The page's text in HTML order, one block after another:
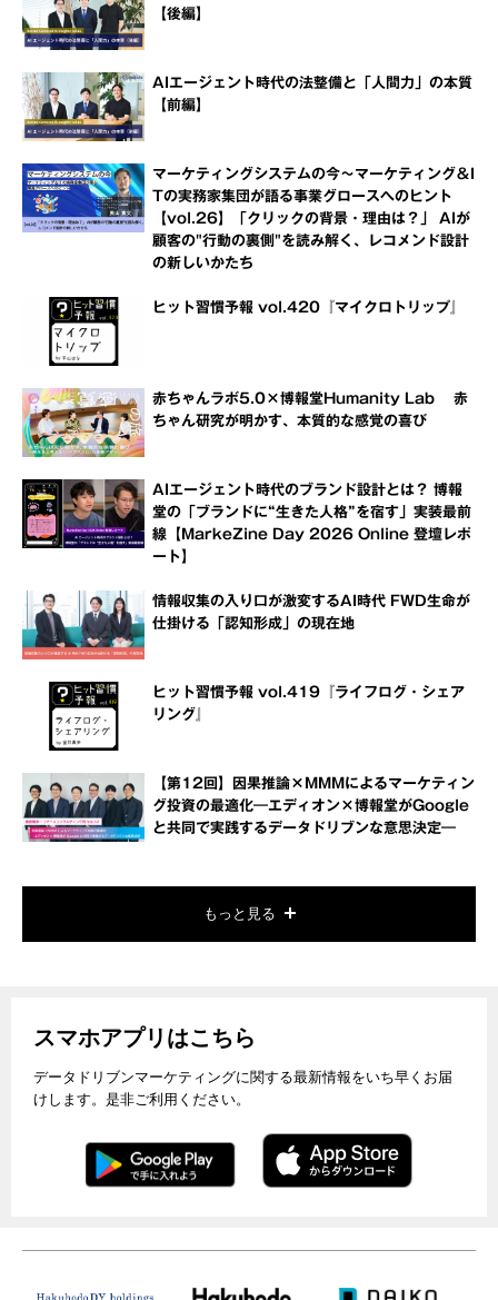
【後編】
AIエージェント時代の法整備と「人間力」の本質
【前編】
マーケティングシステムの今～マーケティング＆I
Tの実務家集団が語る事業グロースへのヒント
【vol.26】「クリックの背景・理由は？」 AIが
顧客の"行動の裏側"を読み解く、レコメンド設計
の新しいかたち
ヒット習慣予報 vol.420『マイクロトリップ』
赤ちゃんラボ5.0×博報堂Humanity Lab 赤
ちゃん研究が明かす、本質的な感覚の喜び
AIエージェント時代のブランド設計とは？ 博報
堂の「ブランドに“生きた人格”を宿す」実装最前
線【MarkeZine Day 2026 Online 登壇レポ
ート】
情報収集の入り口が激変するAI時代 FWD生命が
仕掛ける「認知形成」の現在地
ヒット習慣予報 vol.419『ライフログ・シェア
リング』
【第12回】因果推論×MMMによるマーケティン
グ投資の最適化―エディオン×博報堂がGoogle
と共同で実践するデータドリブンな意思決定―
もっと見る
スマホアプリはこちら
データドリブンマーケティングに関する最新情報をいち早くお届
けします。是非ご利用ください。